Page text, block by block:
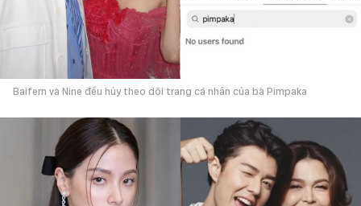
Baifern và Nine đều hủy theo dõi trang cá nhân của bà Pimpaka